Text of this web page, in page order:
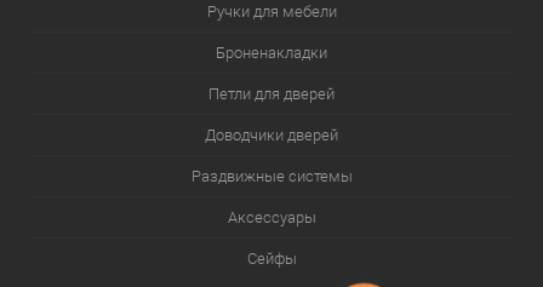
Ручки для мебели
Броненакладки
Петли для дверей
Доводчики дверей
Раздвижные системы
Аксессуары
Сейфы